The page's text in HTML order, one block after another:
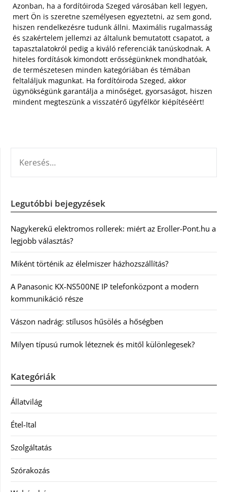
Azonban, ha a fordítóiroda Szeged városában kell legyen,
mert Ön is szeretne személyesen egyeztetni, az sem gond,
hiszen rendelkezésre tudunk állni. Maximális rugalmasság
és szakértelem jellemzi az általunk bemutatott csapatot, a
tapasztalatokról pedig a kiváló referenciák tanúskodnak. A
hiteles fordítások kimondott erősségünknek mondhatóak,
de természetesen minden kategóriában és témában
feltaláljuk magunkat. Ha fordítóiroda Szeged, akkor
ügynökségünk garantálja a minőséget, gyorsaságot, hiszen
mindent megteszünk a visszatérő ügyfélkör kiépítéséért!
Legutóbbi bejegyzések
Nagykerekű elektromos rollerek: miért az Eroller-Pont.hu a
legjobb választás?
Miként történik az élelmiszer házhozszállítás?
A Panasonic KX-NS500NE IP telefonközpont a modern
kommunikáció része
Vászon nadrág: stílusos hűsölés a hőségben
Milyen típusú rumok léteznek és mitől különlegesek?
Kategóriák
Állatvilág
Étel-Ital
Szolgáltatás
Szórakozás